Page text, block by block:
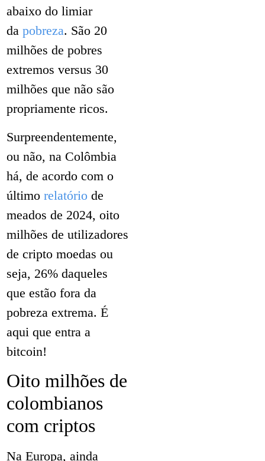
abaixo do limiar
da pobreza. São 20
milhões de pobres
extremos versus 30
milhões que não são
propriamente ricos.
Surpreendentemente,
ou não, na Colômbia
há, de acordo com o
último relatório de
meados de 2024, oito
milhões de utilizadores
de cripto moedas ou
seja, 26% daqueles
que estão fora da
pobreza extrema. É
aqui que entra a
bitcoin!
Oito milhões de
colombianos
com criptos
Na Europa, ainda